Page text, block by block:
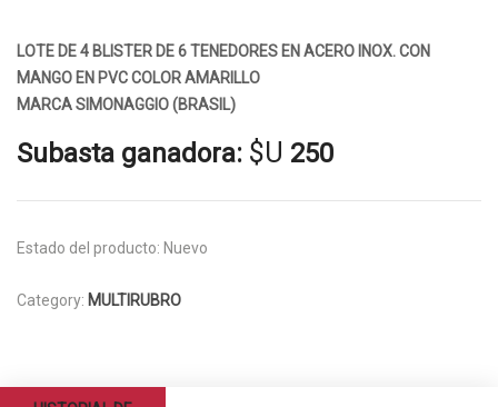
LOTE DE 4 BLISTER DE 6 TENEDORES EN ACERO INOX. CON
MANGO EN PVC COLOR AMARILLO
MARCA SIMONAGGIO (BRASIL)
Subasta ganadora: $U 250
Estado del producto: Nuevo
Category: MULTIRUBRO